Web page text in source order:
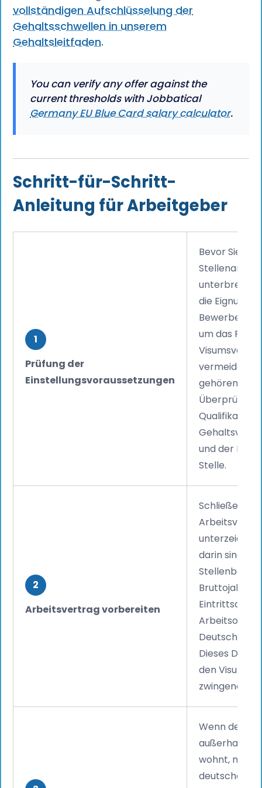
vollständigen Aufschlüsselung der
Gehaltsschwellen in unserem
Gehaltsleitfaden.
You can verify any offer against the
current thresholds with Jobbatical
Germany EU Blue Card salary calculator.
Schritt-für-Schritt-
Anleitung für Arbeitgeber
1
Prüfung der
Einstellungsvoraussetzungen
Bevor Sie ein
unterbreiten,
die Eignung
Bewerbers
um das
vermeiden.
gehören die
Überprüfung
und der
Stelle.
2
Arbeitsvertrag vorbereiten
Schließen
darin sind die
Arbeitsort in
Deutschland
Dieses
den
zwingend
Wenn der
außerhalb
wohnt, muss
deutschen